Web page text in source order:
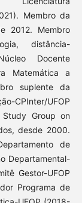
Membro da
2012. Membro
distância-
Docente
Matemática a
suplente da
CPInter/UFOP
Group on
desde 2000.
de
Departamental-
Gestor-UFOP
Programa de